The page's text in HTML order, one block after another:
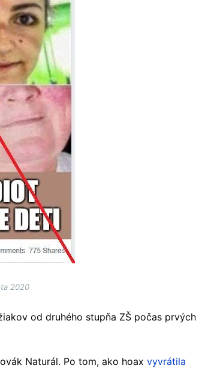
2020
od druhého stupňa ZŠ počas prvých
Naturál. Po tom, ako hoax vyvrátila